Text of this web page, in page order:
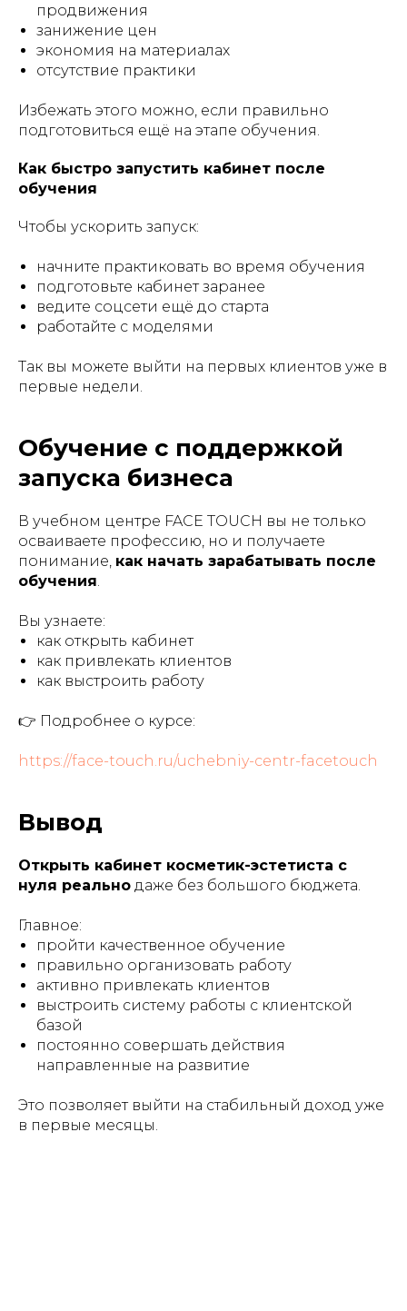
продвижения
занижение цен
экономия на материалах
отсутствие практики
Избежать этого можно, если правильно
подготовиться ещё на этапе обучения.
Как быстро запустить кабинет после
обучения
Чтобы ускорить запуск:
начните практиковать во время обучения
подготовьте кабинет заранее
ведите соцсети ещё до старта
работайте с моделями
Так вы можете выйти на первых клиентов уже в
первые недели.
Обучение с поддержкой
запуска бизнеса
В учебном центре FACE TOUCH вы не только
осваиваете профессию, но и получаете
понимание, как начать зарабатывать после
обучения
Вы узнаете:
как открыть кабинет
как привлекать клиентов
как выстроить работу
👉 Подробнее о курсе:
https://face-touch.ru/uchebniy-centr-facetouch
Вывод
Открыть кабинет косметик-эстетиста с
нуля реально даже без большого бюджета.
Главное:
пройти качественное обучение
правильно организовать работу
активно привлекать клиентов
выстроить систему работы с клиентской
базой
постоянно совершать действия
направленные на развитие
Это позволяет выйти на стабильный доход уже
в первые месяцы.